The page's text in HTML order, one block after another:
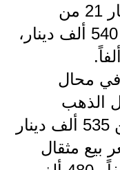
المتوسطة
الاعدادية
الابتدائية
سعر بيع المثقال الواحد عيار 21 من
الذهب العراقي سجل عند 540 ألف دينار،
محال
الذهب
الخليجي عيار 21 تراوح بين 535 ألف دينار
بيع مثقال